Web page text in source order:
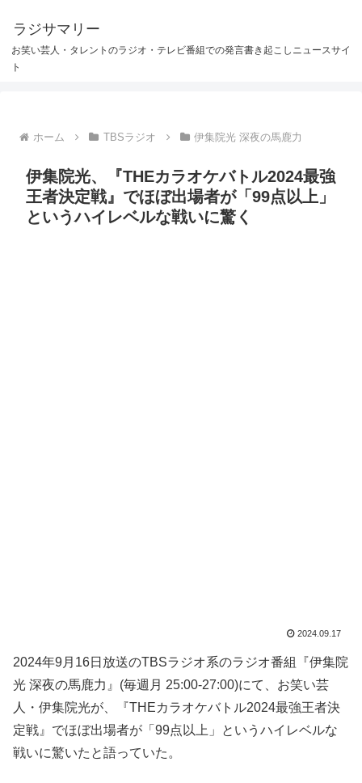
ラジサマリー
お笑い芸人・タレントのラジオ・テレビ番組での発言書き起こしニュースサイ
ト
ホーム TBSラジオ 伊集院光 深夜の馬鹿力
伊集院光、『THEカラオケバトル2024最強
王者決定戦』でほぼ出場者が「99点以上」
というハイレベルな戦いに驚く
2024.09.17
2024年9月16日放送のTBSラジオ系のラジオ番組『伊集院
光 深夜の馬鹿力』(毎週月 25:00-27:00)にて、お笑い芸
人・伊集院光が、『THEカラオケバトル2024最強王者決
定戦』でほぼ出場者が「99点以上」というハイレベルな
戦いに驚いたと語っていた。